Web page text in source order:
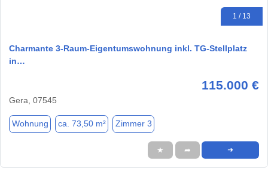
1 / 13
Charmante 3-Raum-Eigentumswohnung inkl. TG-Stellplatz
in…
115.000 €
Gera, 07545
Wohnung ca. 73,50 m² Zimmer 3
★ ➦ ➜